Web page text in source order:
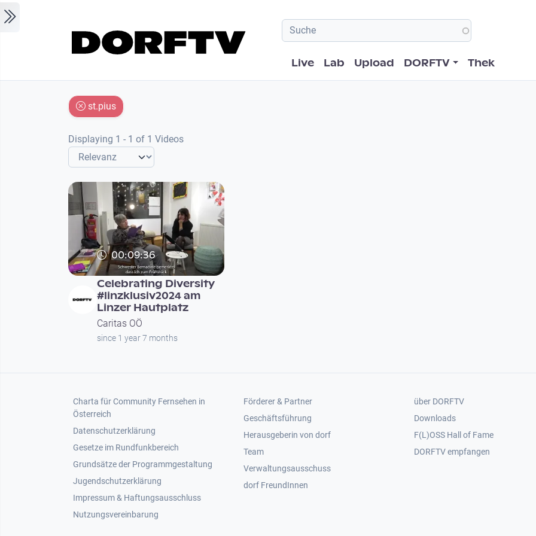
Hauptnavigation
Live Lab Upload DORFTV Thek
st.pius
Displaying 1 - 1 of 1 Videos
00:09:36
Celebrating Diversity
#linzklusiv2024 am
Linzer Hautplatz
Caritas OÖ
since 1 year 7 months
Footer 1
Charta für Community Fernsehen in
Österreich
Datenschutzerklärung
Gesetze im Rundfunkbereich
Grundsätze der Programmgestaltung
Jugendschutzerklärung
Impressum & Haftungsausschluss
Nutzungsvereinbarung
Footer 2
Förderer & Partner
Geschäftsführung
Herausgeberin von dorf
Team
Verwaltungsausschuss
dorf FreundInnen
Footer 3
über DORFTV
Downloads
F(L)OSS Hall of Fame
Footer 4
DORFTV empfangen